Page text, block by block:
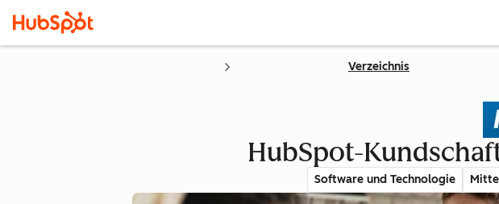
Verzeichnis
HubSpot-
Software und Technologie